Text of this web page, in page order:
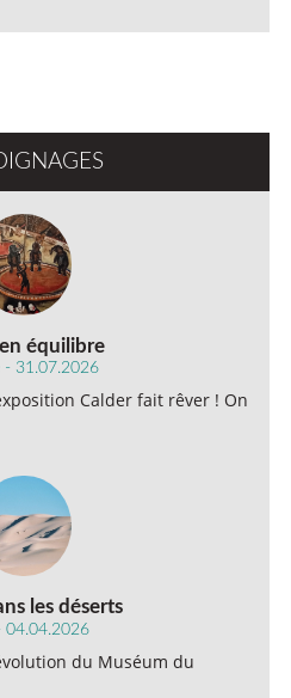
équilibre
- 31.07.2026
Calder fait rêver ! On
les déserts
04.04.2026
du Muséum du